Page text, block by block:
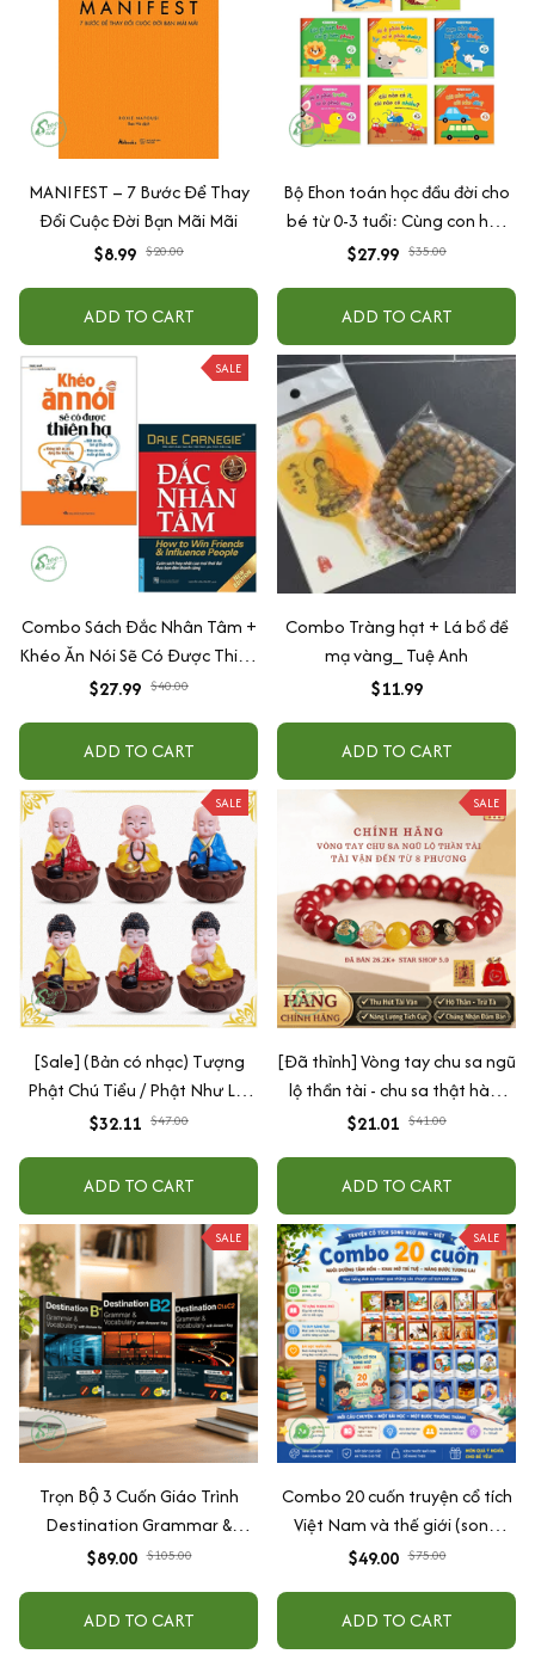
MANIFEST – 7 Bước Để Thay
Đổi Cuộc Đời Bạn Mãi Mãi
$8.99 $20.00
ADD TO CART
Bộ Ehon toán học đầu đời cho
bé từ 0-3 tuổi: Cùng con học
toán (song ngữ Việt Anh)
$27.99 $35.00
ADD TO CART
SALE
Combo Sách Đắc Nhân Tâm +
Khéo Ăn Nói Sẽ Có Được Thiên
Hạ
$27.99 $40.00
ADD TO CART
Combo Tràng hạt + Lá bồ đề
mạ vàng_ Tuệ Anh
$11.99
ADD TO CART
SALE
[Sale] (Bản có nhạc) Tượng
Phật Chú Tiểu / Phật Như Lai
Gõ Mõ Tụng Kinh Có 6 Bài
$32.11 $47.00
ADD TO CART
SALE
[Đã thỉnh] Vòng tay chu sa ngũ
lộ thần tài - chu sa thật hàm
lượng cao (tặng kèm túi lộc +
$21.01 $41.00
ADD TO CART
SALE
Trọn Bộ 3 Cuốn Giáo Trình
Destination Grammar &
Vocabulary B1, B2 và C1&C2 (
$89.00 $105.00
ADD TO CART
SALE
Combo 20 cuốn truyện cổ tích
Việt Nam và thế giới (song
ngữ Anh - Việt)
$49.00 $75.00
ADD TO CART